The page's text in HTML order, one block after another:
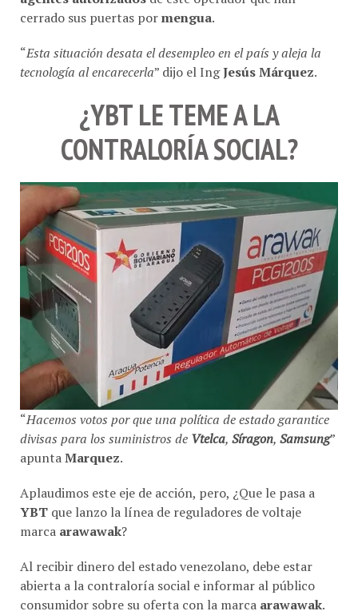
cerrado sus puertas por
mengua
“Esta situación desata el desempleo en el país y aleja la
tecnología al encarecerla ” dijo el Ing Jesús Márquez
¿YBT LE TEME A LA
CONTRALORÍA SOCIAL?
“Hacemos votos por que una política de estado garantice
divisas para los suministros de Vtelca Síragon ,Samsung”
apuntaMarquez
Aplaudimos este eje de acción, pero, ¿Que le pasa a
YBT que lanzo la línea de reguladores de voltaje
marcaarawawak?
Al recibir dinero del estado venezolano, debe estar
abierta a la contraloría social e informar al público
consumidor sobre su oferta con la marca arawawak